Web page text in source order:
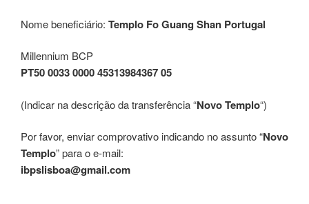
Nome beneficiário: Templo Fo Guang Shan Portugal
Millennium BCP
PT50 0033 0000 45313984367 05
(Indicar na descrição da transferência “Novo Templo“)
Por favor, enviar comprovativo indicando no assunto “Novo
Templo” para o e-mail:
ibpslisboa@gmail.com